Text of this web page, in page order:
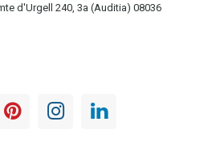
d'Urgell 240, 3a (Auditia) 08036